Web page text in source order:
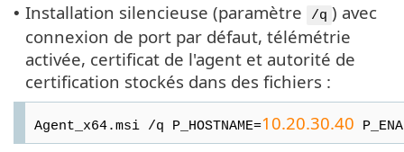
• Installation silencieuse (paramètre /q ) avec
connexion de port par défaut, télémétrie
activée, certificat de l'agent et autorité de
certification stockés dans des fichiers :
Agent_x64.msi /q P_HOSTNAME=10.20.30.40